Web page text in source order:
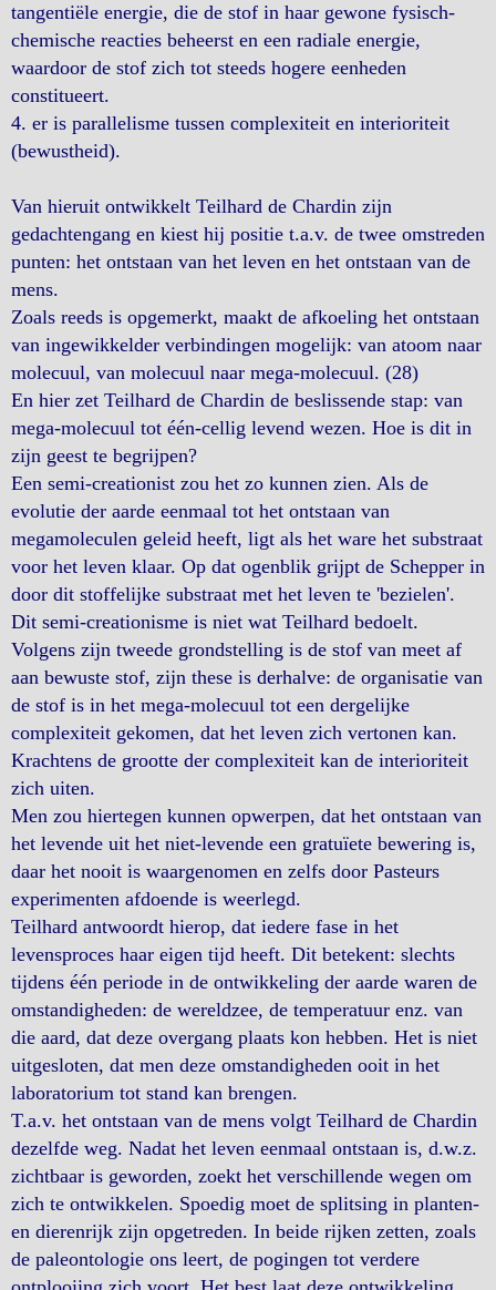
tangentiële energie, die de stof in haar gewone fysisch-
chemische reacties beheerst en een radiale energie,
waardoor de stof zich tot steeds hogere eenheden
constitueert.
4. er is parallelisme tussen complexiteit en interioriteit
(bewustheid).
Van hieruit ontwikkelt Teilhard de Chardin zijn
gedachtengang en kiest hij positie t.a.v. de twee omstreden
punten: het ontstaan van het leven en het ontstaan van de
mens.
Zoals reeds is opgemerkt, maakt de afkoeling het ontstaan
van ingewikkelder verbindingen mogelijk: van atoom naar
molecuul, van molecuul naar mega-molecuul. (28)
En hier zet Teilhard de Chardin de beslissende stap: van
mega-molecuul tot één-cellig levend wezen. Hoe is dit in
zijn geest te begrijpen?
Een semi-creationist zou het zo kunnen zien. Als de
evolutie der aarde eenmaal tot het ontstaan van
megamoleculen geleid heeft, ligt als het ware het substraat
voor het leven klaar. Op dat ogenblik grijpt de Schepper in
door dit stoffelijke substraat met het leven te 'bezielen'.
Dit semi-creationisme is niet wat Teilhard bedoelt.
Volgens zijn tweede grondstelling is de stof van meet af
aan bewuste stof, zijn these is derhalve: de organisatie van
de stof is in het mega-molecuul tot een dergelijke
complexiteit gekomen, dat het leven zich vertonen kan.
Krachtens de grootte der complexiteit kan de interioriteit
zich uiten.
Men zou hiertegen kunnen opwerpen, dat het ontstaan van
het levende uit het niet-levende een gratuïete bewering is,
daar het nooit is waargenomen en zelfs door Pasteurs
experimenten afdoende is weerlegd.
Teilhard antwoordt hierop, dat iedere fase in het
levensproces haar eigen tijd heeft. Dit betekent: slechts
tijdens één periode in de ontwikkeling der aarde waren de
omstandigheden: de wereldzee, de temperatuur enz. van
die aard, dat deze overgang plaats kon hebben. Het is niet
uitgesloten, dat men deze omstandigheden ooit in het
laboratorium tot stand kan brengen.
T.a.v. het ontstaan van de mens volgt Teilhard de Chardin
dezelfde weg. Nadat het leven eenmaal ontstaan is, d.w.z.
zichtbaar is geworden, zoekt het verschillende wegen om
zich te ontwikkelen. Spoedig moet de splitsing in planten-
en dierenrijk zijn opgetreden. In beide rijken zetten, zoals
de paleontologie ons leert, de pogingen tot verdere